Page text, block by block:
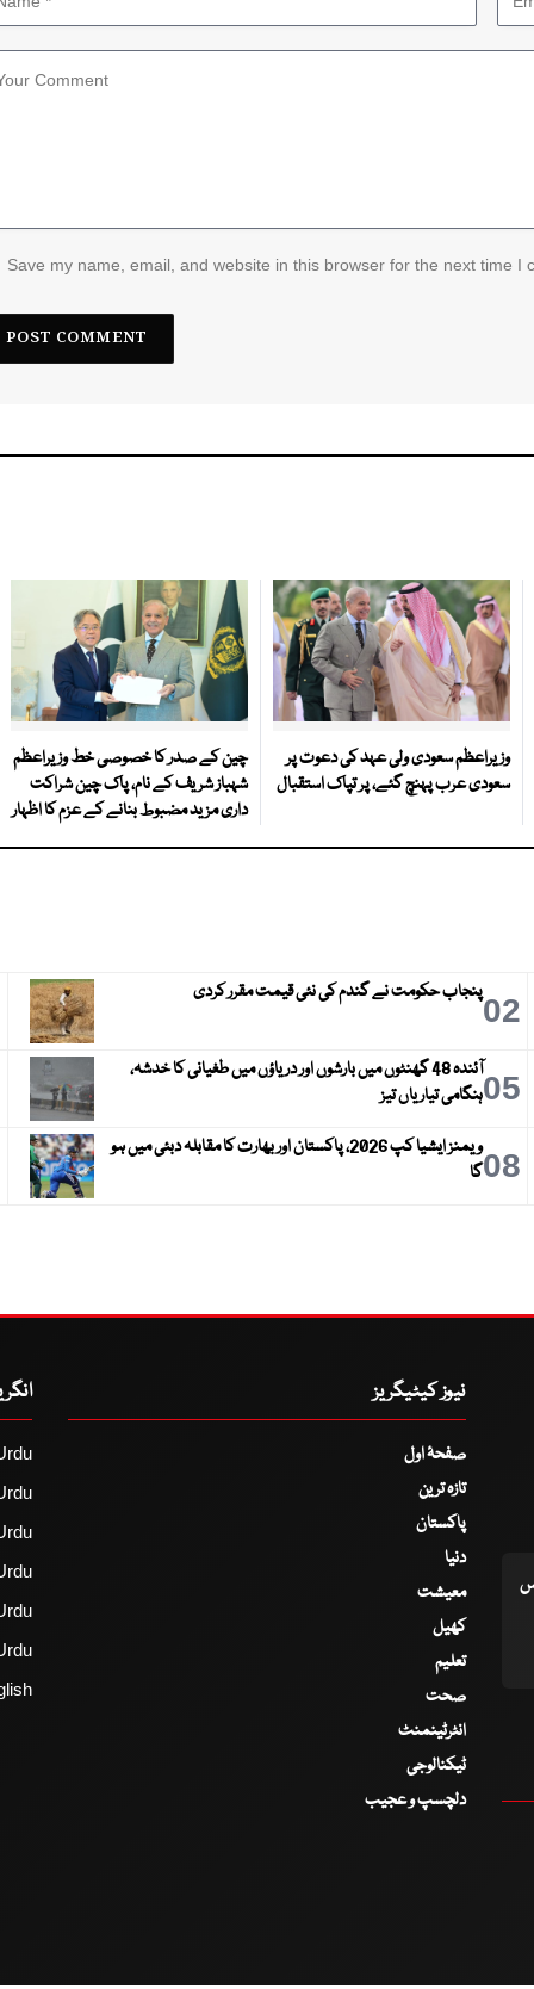
Save my name, email, and website in this browser for the next time I
وزیراعظم سعودی ولی عہد کی دعوت پر
سعودی عرب پہنچ گئے، پر تپاک استقبال
چین کے صدر کا خصوصی خط وزیراعظم
شہباز شریف کے نام، پاک چین شراکت
داری مزید مضبوط بنانے کے عزم کا اظہار
02پنجاب حکومت نے گندم کی نئی قیمت مقرر کردی
05
آئندہ 48 گھنٹوں میں بارشوں اور دریاؤں میں طغیانی کا خدشہ،
ہنگامی تیاریاں تیز
08
ویمنز ایشیا کپ 2026، پاکستان اور بھارت کا مقابلہ دبئی میں ہو
گا
نیوز کیٹیگریز
صفحۂ اول
تازہ ترین
پاکستان
دنیا
معیشت
کھیل
تعلیم
صحت
انٹرٹینمنٹ
ٹیکنالوجی
دلچسپ و عجیب